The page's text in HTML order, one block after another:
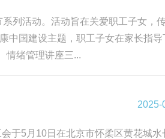
列活动。活动旨在关爱职工子女，
国建设主题，职工子女在家长指导
情绪管理讲座三...
2025-
于5月10日在北京市怀柔区黄花城水